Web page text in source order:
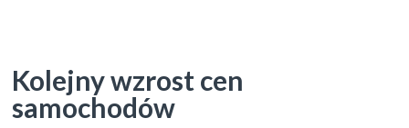
Kolejny wzrost cen
samochodów